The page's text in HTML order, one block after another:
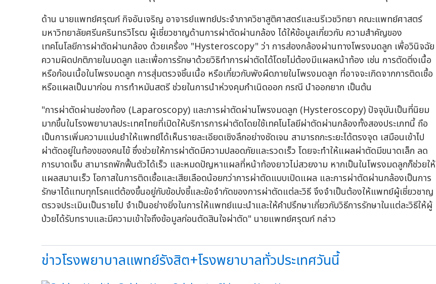
ด้าน นายแพทย์ศรุฒก์ กิจอันเจริญ อาจารย์แพทย์ประจำภาควิชาสูติศาสตร์และนรีเวชวิทยา คณะแพทย์ศาสตร์
มหาวิทยาลัยศรีนครินทรวิโรฒ ผู้เชี่ยวชาญด้านการผ่าตัดผ่านกล้อง ได้ให้ข้อมูลเกี่ยวกับ ความสำคัญของ
เทคโนโลยีการผ่าตัดผ่านกล้อง ด้วยเครื่อง "Hysteroscopy" ว่า การส่องกล้องผ่านทางโพรงมดลูก เพื่อวินิจฉัย
ความผิดปกติภายในมดลูก และเพื่อการรักษาด้วยวิธิทำการผ่าตัดได้โดยไม่ต้องมีแผลหน้าท้อง เช่น การตัดติ่งเนื้อ
หรือก้อนเนื้อในโพรงมดลูก การสุ่มตรวจชิ้นเนื้อ หรือเกี่ยวกับพังผืดภายในโพรงมดลูก ที่อาจจะเกิดจากการติดเชื้อ
หรือแผลเป็นมาก่อน การทำหมันสตรี ช่วยในการนำห่วงคุมกำเนิดออก กรณี นำออกยาก เป็นต้น
"การผ่าตัดผ่านช่องท้อง (Laparoscopy) และการผ่าตัดผ่านโพรงมดลูก (Hysteroscopy) ปัจจุบันเป็นที่นิยม
มากขึ้นในโรงพยาบาลประเทศไทยที่เปิดให้บริการการผ่าตัดโดยใช้เทคโนโลยีผ่าตัดผ่านกล้องทั้งสองประเภทนี้ ถือ
เป็นการเพิ่มความแม่นยำให้แพทย์ได้เห็นรายละเอียดเชิงลึกอย่างชัดเจน สามารถกะระยะได้ตรงจุด เสมือนเข้าไป
ผ่าตัดอยู่ในท้องของคนไข้ ซึ่งช่วยให้การผ่าตัดมีความปลอดภัยและรวดเร็ว โดยจะทำให้แผลผ่าตัดมีขนาดเล็ก ลด
การบาดเจ็บ สามารถพักฟื้นตัวได้เร็ว และหมดปัญหาแผลที่หน้าท้องยาวไม่สวยงาม หากเป็นในโพรงมดลูกก็ช่วยให้
แผลสมานเร็ว โอกาสในการติดเชื้อและเสียเลือดน้อยกว่าการผ่าตัดแบบเปิดแผล และการผ่าตัดผ่านกล้องเป็นการ
รักษาได้แทบทุกโรคแต่ต้องขึ้นอยู่กับข้อบ่งชี้และข้อจำกัดของการผ่าตัดแต่ละวิธี จึงจำเป็นต้องให้แพทย์ผู้เชี่ยวชาญ
ตรวจประเมินเป็นรายไป จำเป็นอย่างยิ่งในการให้แพทย์แนะนำและให้คำปรึกษาเกี่ยวกับวิธีการรักษาในแต่ละวิธีให้ผู้
ป่วยได้รับทราบและมีความเข้าใจถึงข้อมูลก่อนตัดสินใจผ่าตัด" นายแพทย์ศรุฒก์ กล่าว
ข่าวโรงพยาบาลแพทย์รังสิต+โรงพยาบาลทั่วประเทศวันนี้